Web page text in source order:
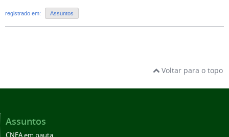
registrado em: Assuntos
Voltar para o topo
Assuntos